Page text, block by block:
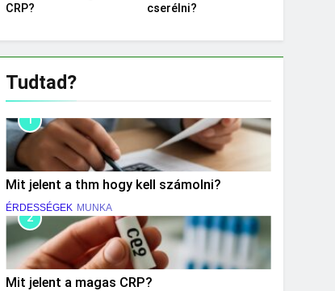
CRP?
cserélni?
Tudtad?
1
Mit jelent a thm hogy kell számolni?
ÉRDESSÉGEK MUNKA
2
Mit jelent a magas CRP?